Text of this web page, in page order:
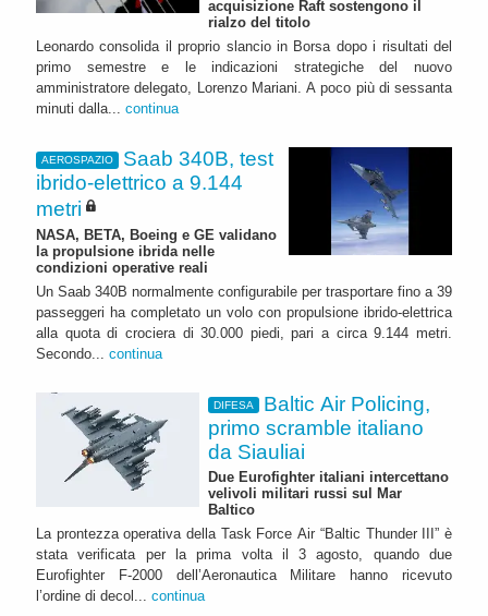
acquisizione Raft sostengono il
rialzo del titolo
Leonardo consolida il proprio slancio in Borsa dopo i risultati del
primo semestre e le indicazioni strategiche del nuovo
amministratore delegato, Lorenzo Mariani. A poco più di sessanta
minuti dalla... continua
AEROSPAZIO
Saab 340B, test
ibrido-elettrico a 9.144
metri
NASA, BETA, Boeing e GE validano
la propulsione ibrida nelle
condizioni operative reali
Un Saab 340B normalmente configurabile per trasportare fino a 39
passeggeri ha completato un volo con propulsione ibrido-elettrica
alla quota di crociera di 30.000 piedi, pari a circa 9.144 metri.
Secondo... continua
DIFESA
Baltic Air Policing,
primo scramble italiano
da Siauliai
Due Eurofighter italiani intercettano
velivoli militari russi sul Mar
Baltico
La prontezza operativa della Task Force Air “Baltic Thunder III” è
stata verificata per la prima volta il 3 agosto, quando due
Eurofighter F-2000 dell’Aeronautica Militare hanno ricevuto
l’ordine di decol... continua